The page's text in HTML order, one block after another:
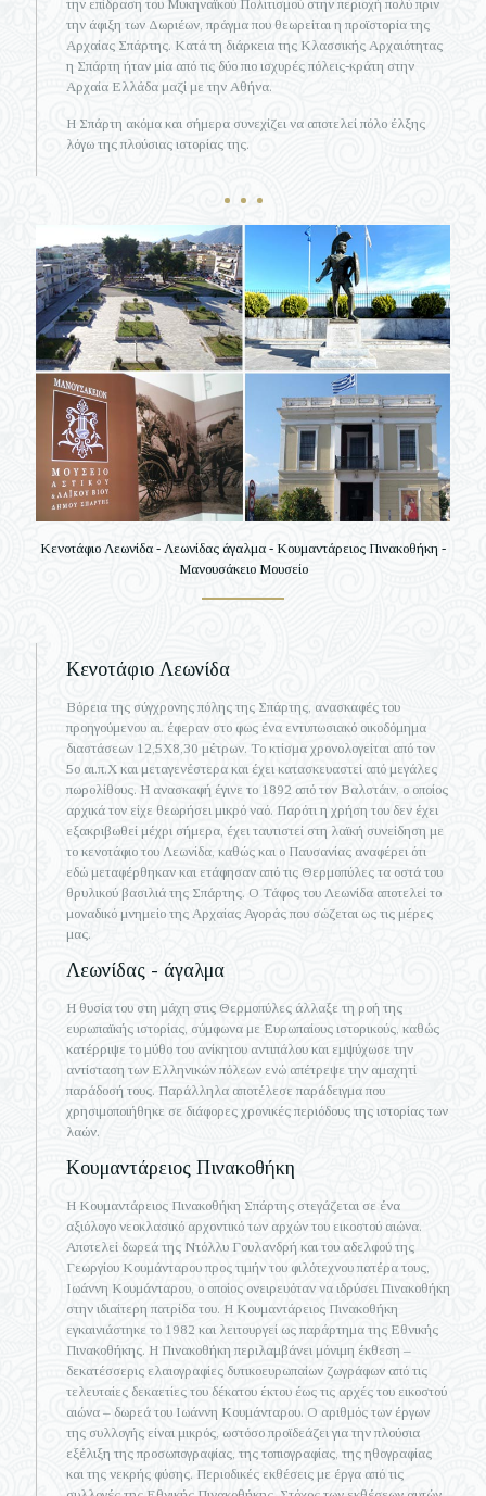
την επίδραση του Μυκηναϊκού Πολιτισμού στην περιοχή πολύ πριν
την άφιξη των Δωριέων, πράγμα που θεωρείται η προϊστορία της
Αρχαίας Σπάρτης. Κατά τη διάρκεια της Κλασσικής Αρχαιότητας
η Σπάρτη ήταν μία από τις δύο πιο ισχυρές πόλεις-κράτη στην
Αρχαία Ελλάδα μαζί με την Αθήνα.
Η Σπάρτη ακόμα και σήμερα συνεχίζει να αποτελεί πόλο έλξης
λόγω της πλούσιας ιστορίας της.
Κενοτάφιο Λεωνίδα - Λεωνίδας άγαλμα - Κουμαντάρειος Πινακοθήκη -
Μανουσάκειο Μουσείο
Κενοτάφιο Λεωνίδα
Βόρεια της σύγχρονης πόλης της Σπάρτης, ανασκαφές του
προηγούμενου αι. έφεραν στο φως ένα εντυπωσιακό οικοδόμημα
διαστάσεων 12,5Χ8,30 μέτρων. Το κτίσμα χρονολογείται από τον
5ο αι.π.Χ και μεταγενέστερα και έχει κατασκευαστεί από μεγάλες
πωρολίθους. Η ανασκαφή έγινε το 1892 από τον Βαλστάιν, ο οποίος
αρχικά τον είχε θεωρήσει μικρό ναό. Παρότι η χρήση του δεν έχει
εξακριβωθεί μέχρι σήμερα, έχει ταυτιστεί στη λαϊκή συνείδηση με
το κενοτάφιο του Λεωνίδα, καθώς και ο Παυσανίας αναφέρει ότι
εδώ μεταφέρθηκαν και ετάφησαν από τις Θερμοπύλες τα οστά του
θρυλικού βασιλιά της Σπάρτης. Ο Τάφος του Λεωνίδα αποτελεί το
μοναδικό μνημείο της Αρχαίας Αγοράς που σώζεται ως τις μέρες
μας.
Λεωνίδας - άγαλμα
Η θυσία του στη μάχη στις Θερμοπύλες άλλαξε τη ροή της
ευρωπαϊκής ιστορίας, σύμφωνα με Ευρωπαίους ιστορικούς, καθώς
κατέρριψε το μύθο του ανίκητου αντιπάλου και εμψύχωσε την
αντίσταση των Ελληνικών πόλεων ενώ απέτρεψε την αμαχητί
παράδοσή τους. Παράλληλα αποτέλεσε παράδειγμα που
χρησιμοποιήθηκε σε διάφορες χρονικές περιόδους της ιστορίας των
λαών.
Κουμαντάρειος Πινακοθήκη
Η Κουμαντάρειος Πινακοθήκη Σπάρτης στεγάζεται σε ένα
αξιόλογο νεοκλασικό αρχοντικό των αρχών του εικοστού αιώνα.
Αποτελεί δωρεά της Ντόλλυ Γουλανδρή και του αδελφού της
Γεωργίου Κουμάνταρου προς τιμήν του φιλότεχνου πατέρα τους,
Ιωάννη Κουμάνταρου, ο οποίος ονειρευόταν να ιδρύσει Πινακοθήκη
στην ιδιαίτερη πατρίδα του. Η Κουμαντάρειος Πινακοθήκη
εγκαινιάστηκε το 1982 και λειτουργεί ως παράρτημα της Εθνικής
Πινακοθήκης. Η Πινακοθήκη περιλαμβάνει μόνιμη έκθεση –
δεκατέσσερις ελαιογραφίες δυτικοευρωπαίων ζωγράφων από τις
τελευταίες δεκαετίες του δέκατου έκτου έως τις αρχές του εικοστού
αιώνα – δωρεά του Ιωάννη Κουμάνταρου. Ο αριθμός των έργων
της συλλογής είναι μικρός, ωστόσο προϊδεάζει για την πλούσια
εξέλιξη της προσωπογραφίας, της τοπιογραφίας, της ηθογραφίας
και της νεκρής φύσης. Περιοδικές εκθέσεις με έργα από τις